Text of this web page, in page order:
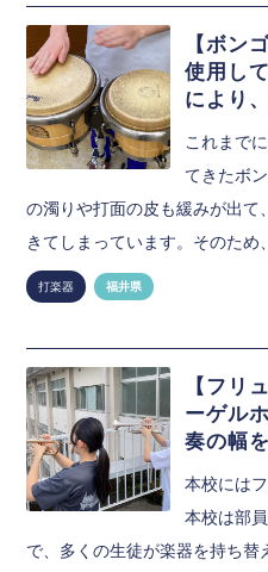
【ボン
使用し
により
これまで
てきたボ
の濁りや打面の皮も緩みが出て
きてしまっています。そのため
打楽器 福井県
【フリ
ーゲル
奏の幅
本校には
本校は部
で、多くの生徒が楽器を持ち替